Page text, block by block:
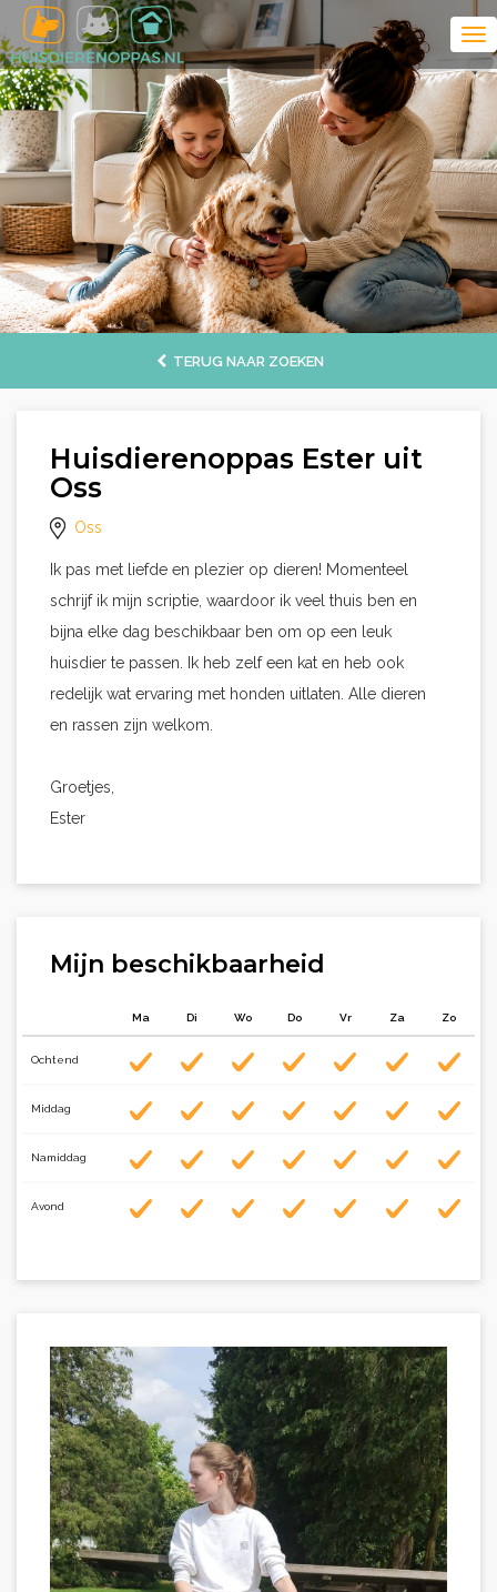
TERUG NAAR ZOEKEN
Huisdierenoppas Ester uit
Oss
Oss
Ik pas met liefde en plezier op dieren! Momenteel
schrijf ik mijn scriptie, waardoor ik veel thuis ben en
bijna elke dag beschikbaar ben om op een leuk
huisdier te passen. Ik heb zelf een kat en heb ook
redelijk wat ervaring met honden uitlaten. Alle dieren
en rassen zijn welkom.
Groetjes,
Ester
Mijn beschikbaarheid
Ma Di Wo Do Vr Za Zo
Ochtend
Middag
Namiddag
Avond